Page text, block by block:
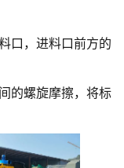
口，进料口前方的
的螺旋摩擦，将标